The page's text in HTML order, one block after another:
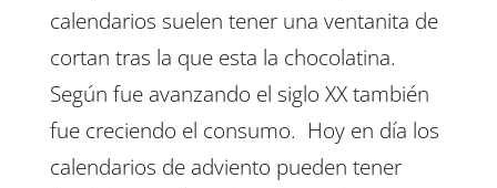
calendarios suelen tener una ventanita de
cortan tras la que esta la chocolatina.
Según fue avanzando el siglo XX también
fue creciendo el consumo. Hoy en día los
calendarios de adviento pueden tener